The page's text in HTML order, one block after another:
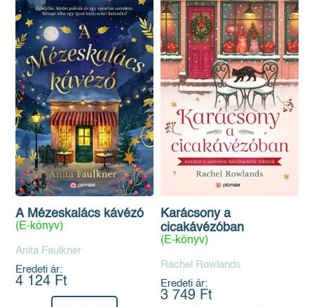
A Mézeskalács kávézó
(E-könyv)
Anita Faulkner
Eredeti ár:
4 124 Ft
Karácsony a
cicakávézóban
(E-könyv)
Rachel Rowlands
Eredeti ár:
3 749 Ft